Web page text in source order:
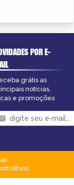
POR E-
grátis as
notícias,
e promoções